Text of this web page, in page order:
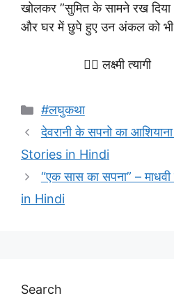
खोलकर ”सुमित के सामने रख
और घर में छुपे हुए उन अंकल को
✍🏻 लक्ष्मी त्यागी
Categories
#लघुकथा
देवरानी के सपनो का
Stories in Hindi
“एक सास का सपना” –
in Hindi
Search